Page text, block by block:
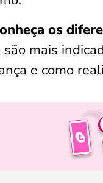
os
mais
e como